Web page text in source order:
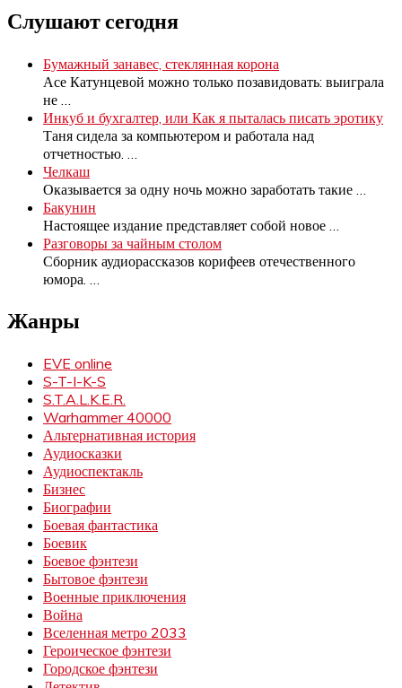
Слушают сегодня
Бумажный занавес, стеклянная корона
Асе Катунцевой можно только позавидовать: выиграла
не
Инкуб и бухгалтер, или Как я пыталась писать эротику
Таня сидела за компьютером и работала над
отчетностью.
Челкаш
Оказывается за одну ночь можно заработать такие
Бакунин
Настоящее издание представляет собой новое
Разговоры за чайным столом
Сборник аудиорассказов корифеев отечественного
юмора.
Жанры
EVE online
S-T-I-K-S
S.T.A.L.K.E.R.
Warhammer 40000
Альтернативная история
Аудиосказки
Аудиоспектакль
Бизнес
Биографии
Боевая фантастика
Боевик
Боевое фэнтези
Бытовое фэнтези
Военные приключения
Война
Вселенная метро 2033
Героическое фэнтези
Городское фэнтези